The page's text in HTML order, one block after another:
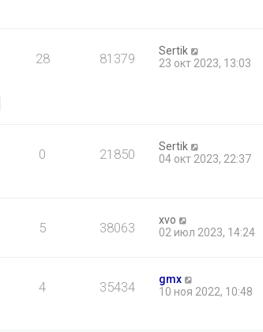
28 81379
Sertik
23 окт 2023, 13:03
0 21850
Sertik
04 окт 2023, 22:37
5 38063
xvo
02 июл 2023, 14:24
4 35434
gmx
10 ноя 2022, 10:48